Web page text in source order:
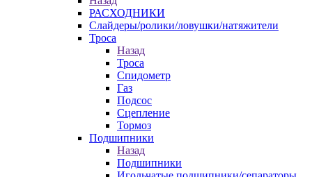
РАСХОДНИКИ
Слайдеры/ролики/ловушки/натяжители
Троса
Назад
Троса
Спидометр
Газ
Подсос
Сцепление
Тормоз
Подшипники
Назад
Подшипники